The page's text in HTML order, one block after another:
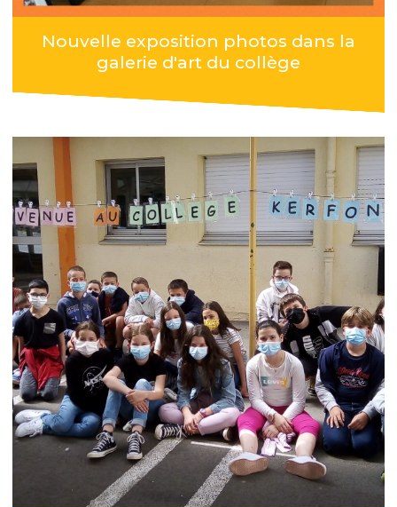
Nouvelle exposition photos dans la
galerie d'art du collège